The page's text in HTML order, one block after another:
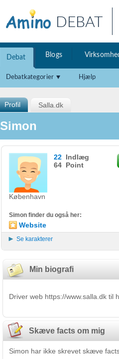
DEBAT
Debat Blogs
Debatkategorier Hjælp
Profil Salla.dk
Simon
København
22 Indlæg
64 Point
Simon finder du også her:
Website
Se karakterer
Min biografi
Driver web https://www.salla.dk
Skæve facts om mig
Simon har ikke skrevet skæve